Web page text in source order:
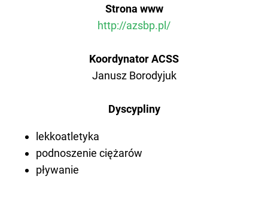
Strona www
http://azsbp.pl/
Koordynator ACSS
Janusz Borodyjuk
Dyscypliny
lekkoatletyka
podnoszenie ciężarów
pływanie